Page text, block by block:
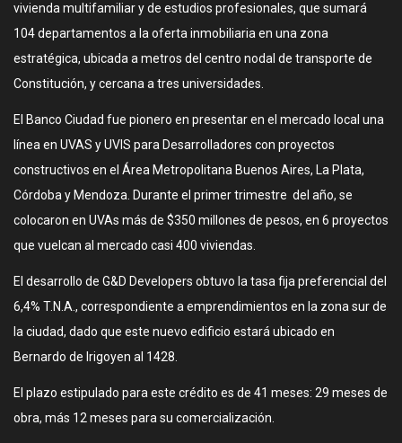
vivienda multifamiliar y de estudios profesionales, que sumará
104 departamentos a la oferta inmobiliaria en una zona
estratégica, ubicada a metros del centro nodal de transporte de
Constitución, y cercana a tres universidades.
El Banco Ciudad fue pionero en presentar en el mercado local una
línea en UVAS y UVIS para Desarrolladores con proyectos
constructivos en el Área Metropolitana Buenos Aires, La Plata,
Córdoba y Mendoza. Durante el primer trimestre del año, se
colocaron en UVAs más de $350 millones de pesos, en 6 proyectos
que vuelcan al mercado casi 400 viviendas.
El desarrollo de G&D Developers obtuvo la tasa fija preferencial del
6,4% T.N.A., correspondiente a emprendimientos en la zona sur de
la ciudad, dado que este nuevo edificio estará ubicado en
Bernardo de Irigoyen al 1428.
El plazo estipulado para este crédito es de 41 meses: 29 meses de
obra, más 12 meses para su comercialización.